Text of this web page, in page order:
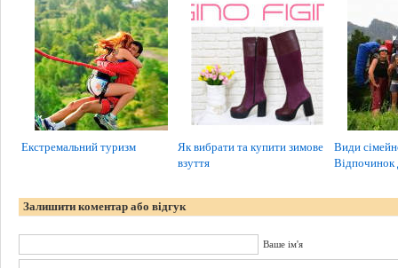
Екстремальний туризм
Як вибрати та купити зимове
взуття
Види
Залишити коментар або відгук
Ваше ім'я